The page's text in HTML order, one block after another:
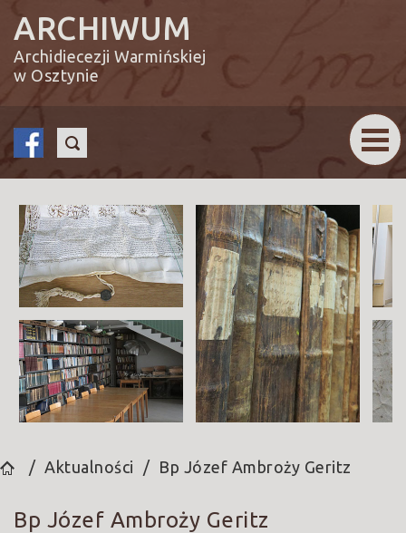
ARCHIWUM
Archidiecezji Warmińskiej
w Osztynie
Aktualności Bp Józef Ambroży Geritz
Bp Józef Ambroży Geritz